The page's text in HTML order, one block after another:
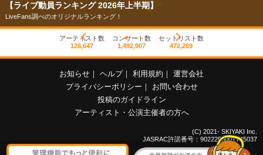
【ライブ動員ランキング 2026年上半期】
LiveFans調べのオリジナルランキング！
アーティスト数
126,647
コンサート数
1,492,907
セットリスト数
472,269
お知らせ ヘルプ 利用規約
運営会社
プライバシーポリシー
お問い合わせ
投稿のガイドライン
アーティスト・公演主催者の方へ
(C) 2021- SKIYAKI Inc.
JASRAC許諾番号：9022255001Y45037